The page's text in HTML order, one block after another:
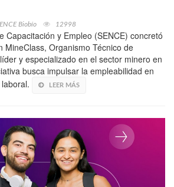
Biobío 12998
Capacitación y Empleo (SENCE) concretó
MineClass, Organismo Técnico de
y especializado en el sector minero en
busca impulsar la empleabilidad en
LEER MÁS